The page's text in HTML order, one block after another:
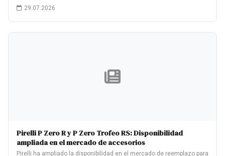
29.07.2026
Pirelli P Zero R y P Zero Trofeo RS: Disponibilidad
ampliada en el mercado de accesorios
Pirelli ha ampliado la disponibilidad en el mercado de reemplazo para